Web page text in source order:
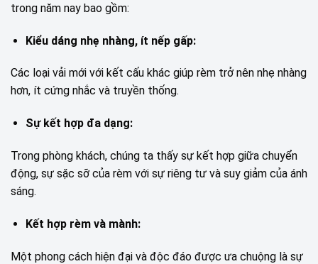
trong năm nay bao gồm:
Kiểu dáng nhẹ nhàng, ít nếp gấp:
Các loại vải mới với kết cấu khác giúp rèm trở nên nhẹ nhàng
hơn, ít cứng nhắc và truyền thống.
Sự kết hợp đa dạng:
Trong phòng khách, chúng ta thấy sự kết hợp giữa chuyển
động, sự sặc sỡ của rèm với sự riêng tư và suy giảm của ánh
sáng.
Kết hợp rèm và mành:
Một phong cách hiện đại và độc đáo được ưa chuộng là sự